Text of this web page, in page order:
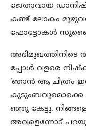
ജേതാവായ ഡാനിഷ്​
കണ്ട്​ ലോകം
ഫോ​ട്ടോകൾ
അഭിമുഖത്തിനിടെ
പ്പോൾ വളരെ
‘ഞാന്‍ ആ ചിത്രം
കുടുംബവുമൊക്കെ
ഞ്ഞു കേട്ടു.
അവളെന്നോട്